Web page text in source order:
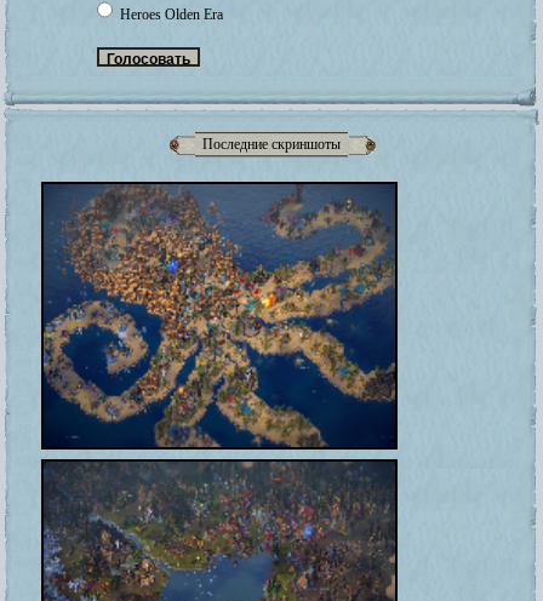
Heroes Olden Era
Последние скриншоты